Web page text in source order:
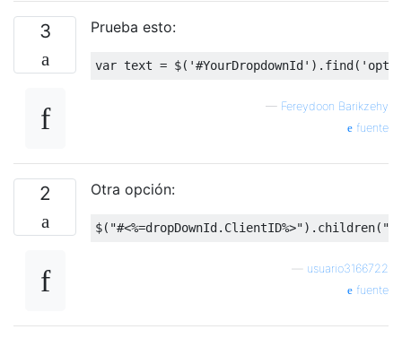
3 Prueba esto:
var text = $( '#YourDropdownId' ). find(
— Fereydoon Barikzehy
fuente
2 Otra opción:
$( "#<%=dropDownId.ClientID%>"). children(
usuario3166722
fuente